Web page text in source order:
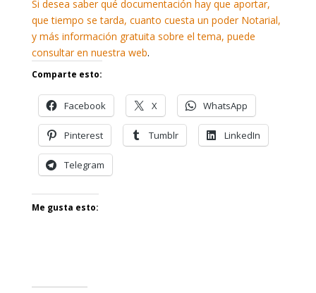
Si desea saber qué documentación hay que aportar,
que tiempo se tarda, cuanto cuesta un poder Notarial,
y más información gratuita sobre el tema, puede
consultar en nuestra web.
Comparte esto:
Facebook X WhatsApp
Pinterest Tumblr LinkedIn
Telegram
Me gusta esto: